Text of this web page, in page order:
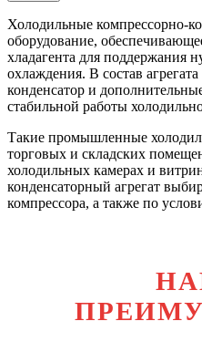
Холодильные компрессорно-
оборудование,
хладагента для поддержания
охлаждения. В состав
конденсатор и
стабильной работы
Такие промышленные
торговых и складских
холодильных камерах и
конденсаторный агрегат
компрессора, а также по